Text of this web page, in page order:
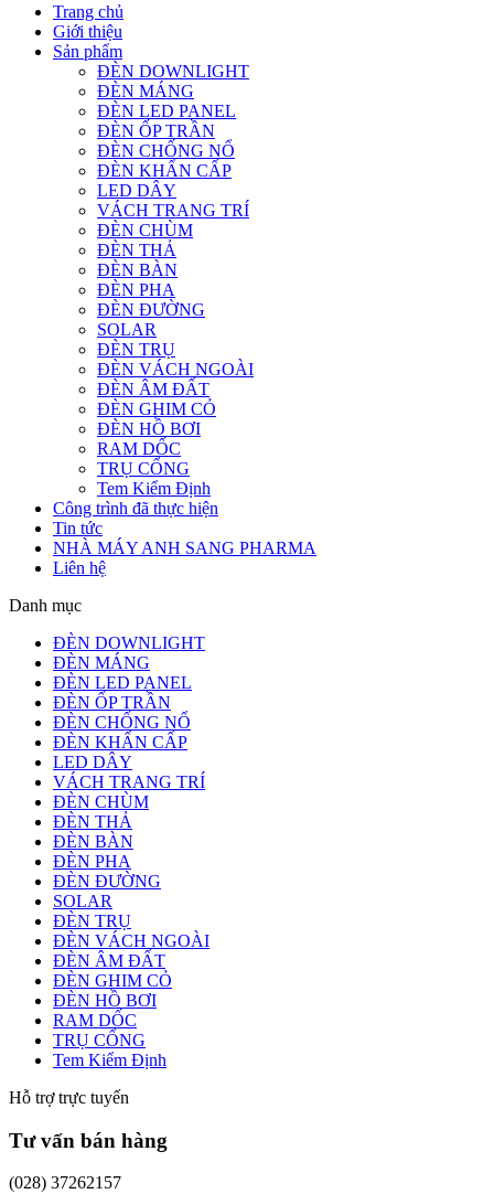
Trang chủ
Giới thiệu
Sản phẩm
ĐÈN DOWNLIGHT
ĐÈN MÁNG
ĐÈN LED PANEL
ĐÈN ỐP TRẦN
ĐÈN CHỐNG NỔ
ĐÈN KHẨN CẤP
LED DÂY
VÁCH TRANG TRÍ
ĐÈN CHÙM
ĐÈN THẢ
ĐÈN BÀN
ĐÈN PHA
ĐÈN ĐƯỜNG
SOLAR
ĐÈN TRỤ
ĐÈN VÁCH NGOÀI
ĐÈN ÂM ĐẤT
ĐÈN GHIM CỎ
ĐÈN HỒ BƠI
RAM DỐC
TRỤ CỔNG
Tem Kiểm Định
Công trình đã thực hiện
Tin tức
NHÀ MÁY ANH SANG PHARMA
Liên hệ
Danh mục
ĐÈN DOWNLIGHT
ĐÈN MÁNG
ĐÈN LED PANEL
ĐÈN ỐP TRẦN
ĐÈN CHỐNG NỔ
ĐÈN KHẨN CẤP
LED DÂY
VÁCH TRANG TRÍ
ĐÈN CHÙM
ĐÈN THẢ
ĐÈN BÀN
ĐÈN PHA
ĐÈN ĐƯỜNG
SOLAR
ĐÈN TRỤ
ĐÈN VÁCH NGOÀI
ĐÈN ÂM ĐẤT
ĐÈN GHIM CỎ
ĐÈN HỒ BƠI
RAM DỐC
TRỤ CỔNG
Tem Kiểm Định
Hỗ trợ trực tuyến
Tư vấn bán hàng
(028) 37262157